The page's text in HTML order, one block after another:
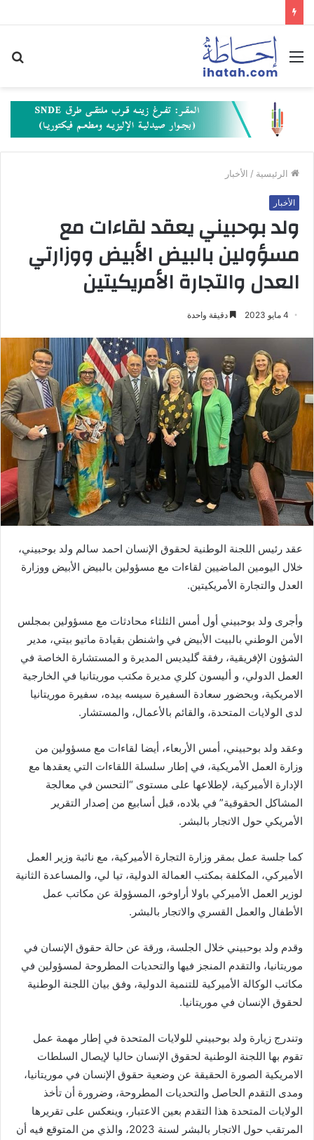
القائمة
الرئيسية / الأخبار
الأخبار
ولد بوحبيني يعقد لقاءات مع
مسؤولين بالبيض الأبيض ووزارتي
العدل والتجارة الأمريكيتين
4 مايو 2023 دقيقة واحدة
عقد رئيس اللجنة الوطنية لحقوق الإنسان احمد سالم ولد بوحبيني،
خلال اليومين الماضيين لقاءات مع مسؤولين بالبيض الأبيض ووزارة
العدل والتجارة الأمريكيتين.
وأجرى ولد بوحبيني أول أمس الثلثاء محادثات مع مسؤولين بمجلس
الأمن الوطني بالبيت الأبيض في واشنطن بقيادة ماتيو بيتي، مدير
الشؤون الإفريقية، رفقة گليديس المديرة و المستشارة الخاصة في
العمل الدولي، و أليسون كلري مديرة مكتب موريتانيا في الخارجية
الامريكية، وبحضور سعادة السفيرة سيسه بيده، سفيرة موريتانيا
لدى الولايات المتحدة، والقائم بالأعمال، والمستشار.
وعقد ولد بوحبيني، أمس الأربعاء، أيضا لقاءات مع مسؤولين من
وزارة العمل الأمريكية، في إطار سلسلة اللقاءات التي يعقدها مع
الإدارة الأميركية، لإطلاعها على مستوى “التحسن في معالجة
المشاكل الحقوقية” في بلاده، قبل أسابيع من إصدار التقرير
الأمريكي حول الاتجار بالبشر.
كما جلسة عمل بمقر وزارة التجارة الأميركية، مع نائبة وزير العمل
الأميركي، المكلفة بمكتب العمالة الدولية، تيا لي، والمساعدة الثانية
لوزير العمل الأميركي باولا أراوخو، المسؤولة عن مكاتب عمل
الأطفال والعمل القسري والاتجار بالبشر.
وقدم ولد بوحبيني خلال الجلسة، ورقة عن حالة حقوق الإنسان في
موريتانيا، والتقدم المنجز فيها والتحديات المطروحة لمسؤولين في
مكاتب الوكالة الأميركية للتنمية الدولية، وفق بيان اللجنة الوطنية
لحقوق الإنسان في موريتانيا.
وتندرج زيارة ولد بوحبيني للولايات المتحدة في إطار مهمة عمل
تقوم بها اللجنة الوطنية لحقوق الإنسان حاليا لإيصال السلطات
الامريكية الصورة الحقيقة عن وضعية حقوق الإنسان في موريتانيا،
ومدى التقدم الحاصل والتحديات المطروحة، وضرورة أن تأخذ
الولايات المتحدة هذا التقدم بعين الاعتبار، وينعكس على تقريرها
المرتقب حول الاتجار بالبشر لسنة 2023، والذي من المتوقع فيه أن